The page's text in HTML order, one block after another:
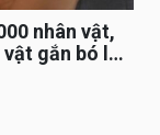
nhân vật,
gắn bó lâu